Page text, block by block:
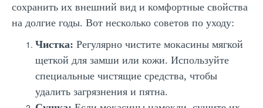
сохранить их внешний вид и комфортные свойства
на долгие годы. Вот несколько советов по уходу:
Чистка: Регулярно чистите мокасины мягкой
щеткой для замши или кожи. Используйте
специальные чистящие средства, чтобы
удалить загрязнения и пятна.